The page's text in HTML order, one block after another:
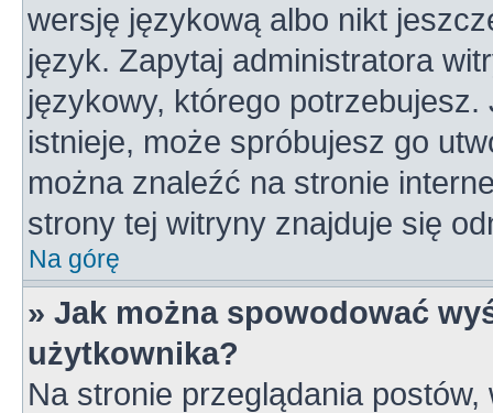
wersję językową albo nikt
język. Zapytaj administratora
językowy, którego
istnieje, może spróbujesz go
można znaleźć na stronie
strony tej witryny znajduje się
Na górę
» Jak można spowodować
użytkownika?
Na stronie przeglądania